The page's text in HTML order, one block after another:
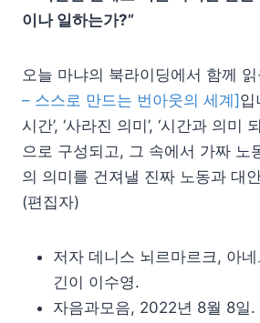
이나 일하는가?”
오늘 마냐의 북라이딩에서 함께
– 스스로 만드는 번아웃의 세계] 입
시간’, ‘사라진 의미’, ‘시간과 의미
으로 구성되고, 그 속에서 가짜 노
의 의미를 건져낼 진짜 노동과 대
(편집자)
저자 데니스 뇌르마르크, 아
긴이 이수영.
자음과모음, 2022년 8월 8일.